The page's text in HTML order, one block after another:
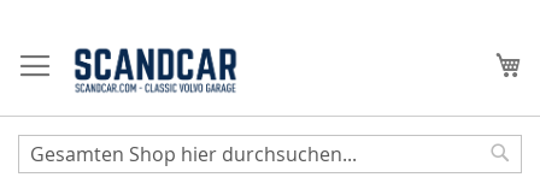
Inhalt
springen